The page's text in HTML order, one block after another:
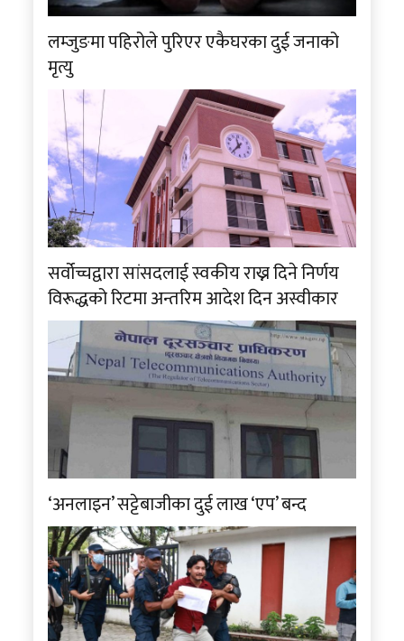
लम्जुङमा पहिरोले पुरिएर एकैघरका दुई जनाको
मृत्यु
सर्वोच्चद्वारा सांसदलाई स्वकीय राख्न दिने निर्णय
विरूद्धको रिटमा अन्तरिम आदेश दिन अस्वीकार
‘अनलाइन’ सट्टेबाजीका दुई लाख ‘एप’ बन्द